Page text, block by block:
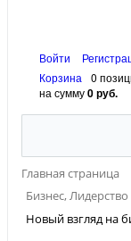
Войти
Корзина
0
на сумму0 руб.
Главная страница
Бизнес,
Новый взгляд на